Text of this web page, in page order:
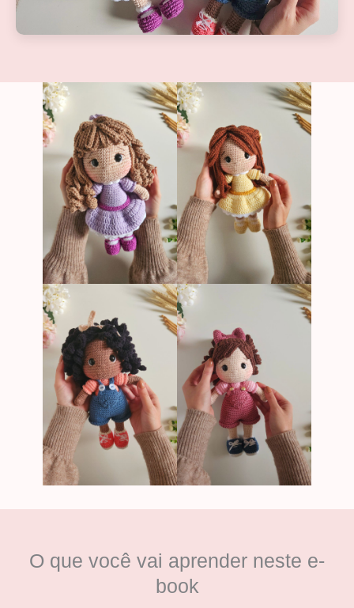
O que você vai aprender neste e-
book